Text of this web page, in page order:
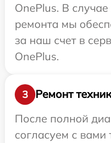
OnePlus. В
ремонта мы
за наш счет в
OnePlus.
3
Ремонт
После полной
согласуем с вами